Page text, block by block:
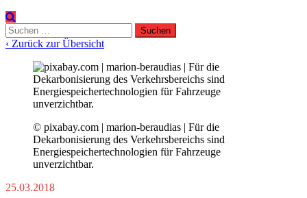
Suchen
nach:
‹ Zurück zur Übersicht
© pixabay.com | marion-beraudias | Für die
Dekarbonisierung des Verkehrsbereichs sind
Energiespeichertechnologien für Fahrzeuge
unverzichtbar.
25.03.2018